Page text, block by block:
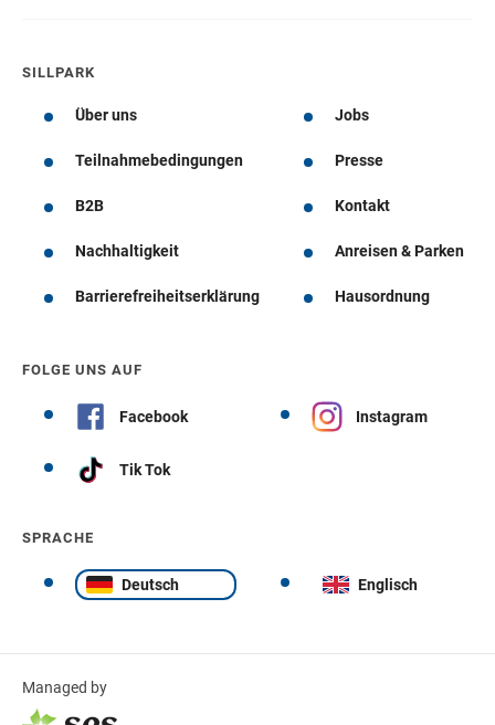
SILLPARK
Über uns Jobs
Teilnahmebedingungen Presse
B2B Kontakt
Nachhaltigkeit Anreisen & Parken
Barrierefreiheitserklärung Hausordnung
FOLGE UNS AUF
Facebook Instagram
Tik Tok
SPRACHE
Deutsch Englisch
Managed by